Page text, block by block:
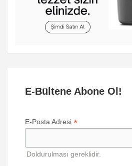
E-Bültene Abone Ol!
E-Posta Adresi *
Doldurulması gereklidir.